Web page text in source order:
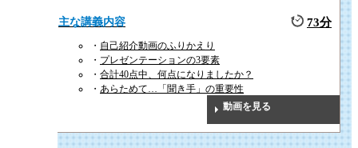
主な講義内容 73分
自己紹介動画のふりかえり
プレゼンテーションの3要素
合計40点中、何点になりましたか？
あらためて…「聞き手」の重要性
動画を見る